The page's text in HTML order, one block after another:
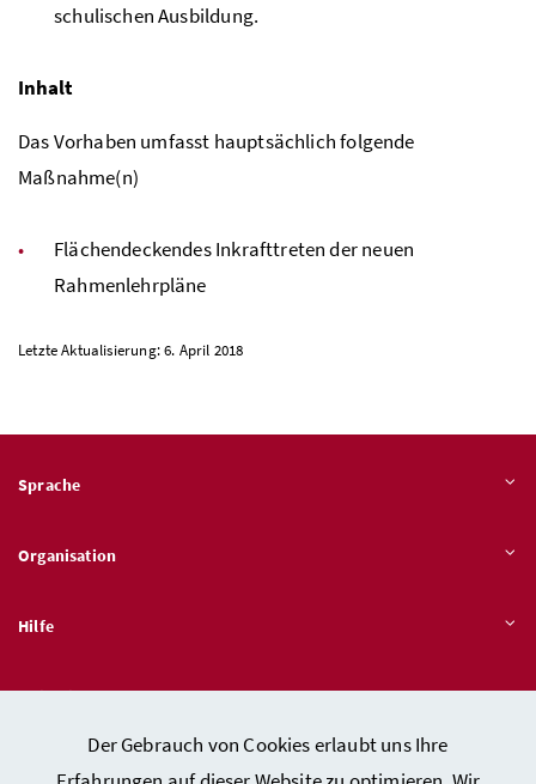
Der Gebrauch von Cookies erlaubt uns Ihre
schulischen Ausbildung.
Inhalt
Das Vorhaben umfasst hauptsächlich folgende
Maßnahme(n)
Flächendeckendes Inkrafttreten der neuen
Rahmenlehrpläne
Letzte Aktualisierung: 6. April 2018
Sprache
Organisation
Hilfe
Quicklinks